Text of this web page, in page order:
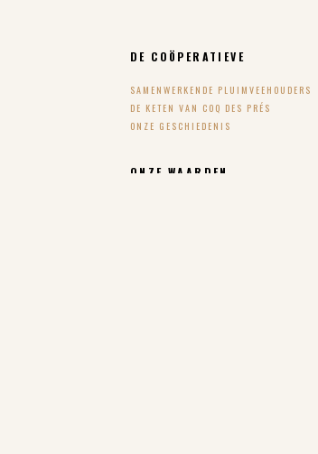
DE COÖPERATIEVE
SAMENWERKENDE PLUIMVEEHOUDERS
DE KETEN VAN COQ DES PRÉS
ONZE GESCHIEDENIS
ONZE WAARDEN